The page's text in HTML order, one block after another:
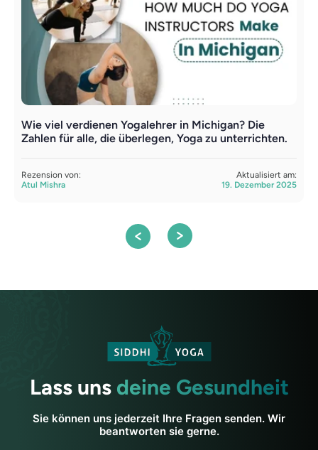
Wie viel verdienen Yogalehrer in Michigan? Die
Zahlen für alle, die überlegen, Yoga zu unterrichten.
Rezension von:
Atul Mishra
Aktualisiert am:
19. Dezember 2025
Lass uns deine Gesundheit
Sie können uns jederzeit Ihre Fragen senden. Wir
beantworten sie gerne.